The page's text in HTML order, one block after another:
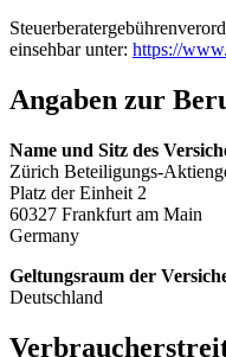
einsehbar unter: https://
Angaben zur
Name und Sitz des
Zürich Beteiligungs-
Platz der Einheit 2
60327 Frankfurt am Main
Germany
Geltungsraum der
Deutschland